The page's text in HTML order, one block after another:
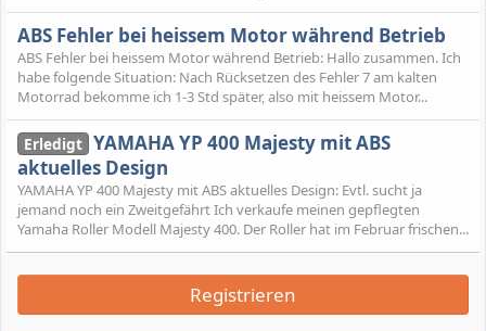
ABS Fehler bei heissem Motor während Betrieb
ABS Fehler bei heissem Motor während Betrieb: Hallo zusammen. Ich
habe folgende Situation: Nach Rücksetzen des Fehler 7 am kalten
Motorrad bekomme ich 1-3 Std später, also mit heissem Motor...
Erledigt YAMAHA YP 400 Majesty mit ABS
aktuelles Design
YAMAHA YP 400 Majesty mit ABS aktuelles Design: Evtl. sucht ja
jemand noch ein Zweitgefährt Ich verkaufe meinen gepflegten
Yamaha Roller Modell Majesty 400. Der Roller hat im Februar frischen...
Registrieren